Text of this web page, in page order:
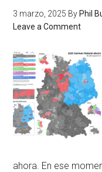
3 marzo, 2025 By Phil
Leave a Comment
ahora. En ese